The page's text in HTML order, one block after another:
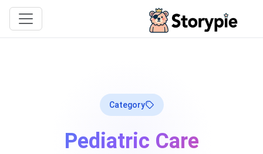
Category
Pediatric Care